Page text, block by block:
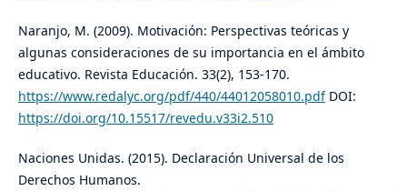
Naranjo, M. (2009). Motivación: Perspectivas teóricas y
algunas consideraciones de su importancia en el ámbito
educativo. Revista Educación. 33(2), 153-170.
https://www.redalyc.org/pdf/440/44012058010.pdfDOI:
https://doi.org/10.15517/revedu.v33i2.510
Naciones Unidas. (2015). Declaración Universal de los
Derechos Humanos.